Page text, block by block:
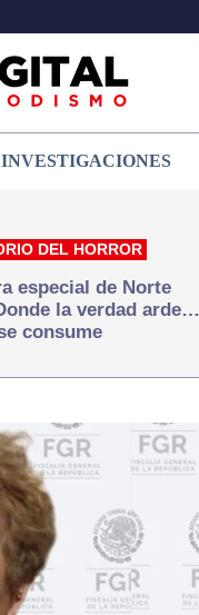
INVESTIGACIONES
DEL HORROR
especial de Norte
la verdad arde…
consume